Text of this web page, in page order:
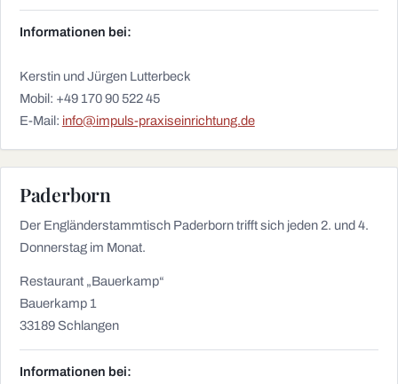
Informationen bei:
Kerstin und Jürgen Lutterbeck
Mobil: +49 170 90 522 45
E-Mail: info@impuls-praxiseinrichtung.de
Paderborn
Der Engländerstammtisch Paderborn trifft sich jeden 2. und 4.
Donnerstag im Monat.
Restaurant „Bauerkamp“
Bauerkamp 1
33189 Schlangen
Informationen bei: